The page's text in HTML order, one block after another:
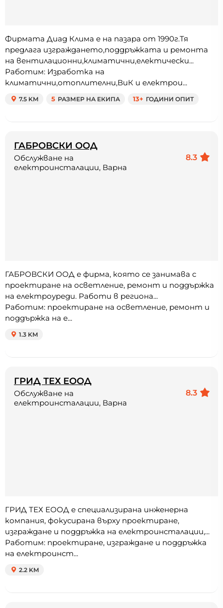
Фирмата Диад Клима е на пазара от 1990г.Тя
предлага изграждането,поддръжката и ремонта
на вентилационни,климатични,електически...
Работим: Изработка на
климатични,отоплителни,ВиК и електрои...
7.5 KM 5 РАЗМЕР НА ЕКИПА 13+ ГОДИНИ ОПИТ
ГАБРОВСКИ ООД
8.3
Обслужване на
електроинсталации, Варна
ГАБРОВСКИ ООД е фирма, която се занимава с
проектиране на осветление, ремонт и поддържка
на електроуреди. Работи в региона...
Работим: проектиране на осветление, ремонт и
поддържка на е...
1.3 KM
ГРИД ТЕХ ЕООД
8.3
Обслужване на
електроинсталации, Варна
ГРИД ТЕХ ЕООД е специализирана инженерна
компания, фокусирана върху проектиране,
изграждане и поддръжка на електроинсталации,...
Работим: проектиране, изграждане и поддръжка
на електроинст...
2.2 KM